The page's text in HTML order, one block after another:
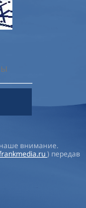
наше внимание.
) передав